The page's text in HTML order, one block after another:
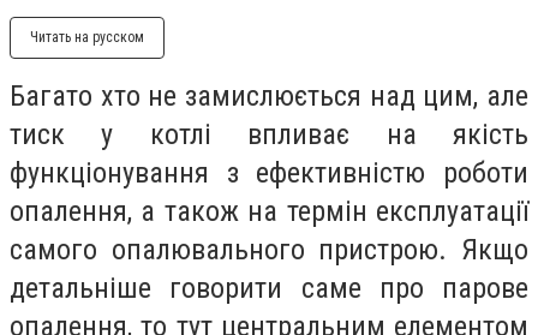
Читать на русском
Багато хто не замислюється над цим, але
тиск у котлі впливає на якість
функціонування з ефективністю роботи
опалення, а також на термін експлуатації
самого опалювального пристрою. Якщо
детальніше говорити саме про парове
опалення, то тут центральним елементом